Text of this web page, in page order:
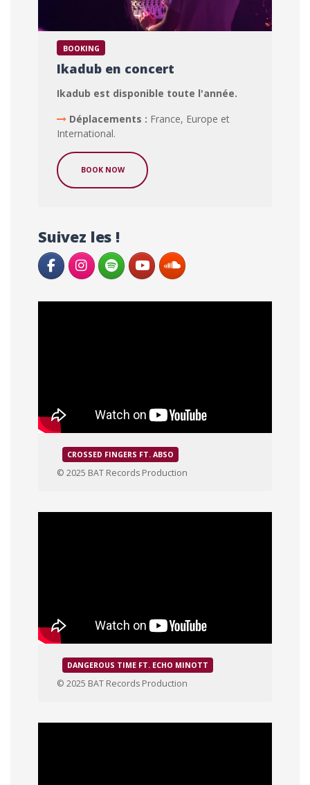
BOOKING
Ikadub en concert
Ikadub est disponible toute l'année.
Déplacements : France, Europe et
International.
BOOK NOW
Suivez les !
CROSSED FINGERS FT. ABSO
© 2025 BAT Records Production
DANGEROUS TIME FT. ECHO MINOTT
© 2025 BAT Records Production